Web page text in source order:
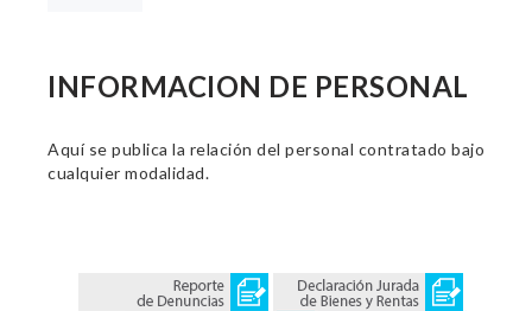
INFORMACION DE PERSONAL
Aquí se publica la relación del personal contratado bajo
cualquier modalidad.